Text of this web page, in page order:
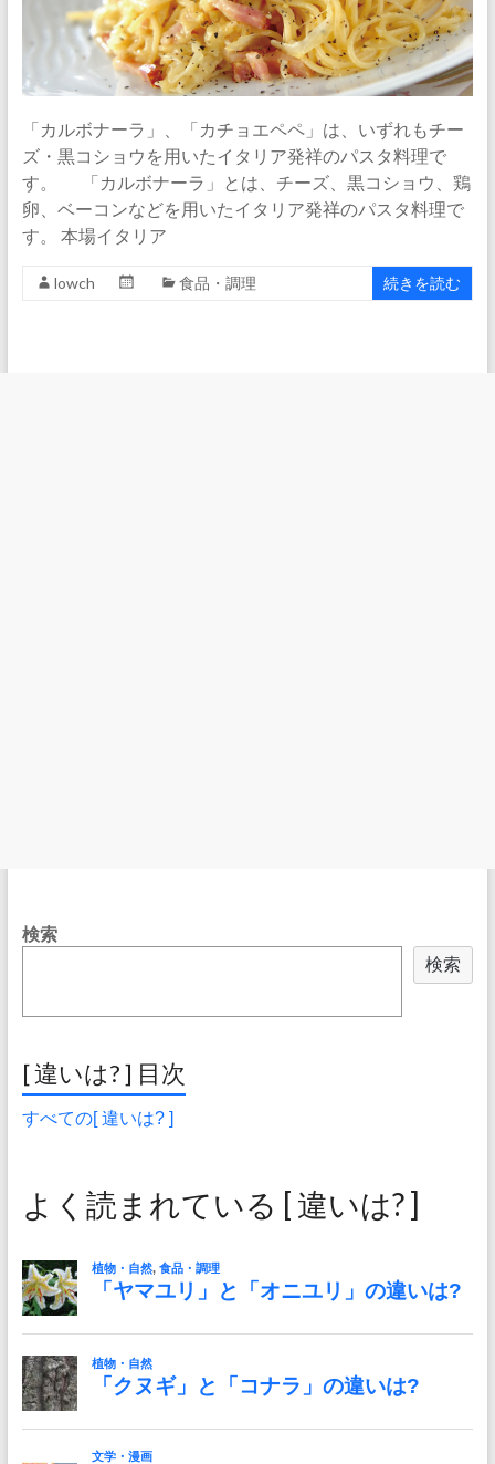
「カルボナーラ」、「カチョエペペ」は、いずれもチー
ズ・黒コショウを用いたイタリア発祥のパスタ料理で
す。 「カルボナーラ」とは、チーズ、黒コショウ、鶏
卵、ベーコンなどを用いたイタリア発祥のパスタ料理で
す。 本場イタリア
lowch 食品・調理 続きを読む
検索
検索
[ 違いは? ] 目次
すべての[ 違いは? ]
よく読まれている [ 違いは? ]